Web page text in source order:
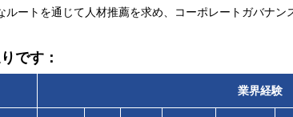
ートを通じて人材推薦を求め、コーポレートガバナ
です：
業界経験